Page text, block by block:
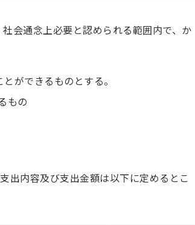
会通念上必要と認められる範囲内で、か
ができるものとする。
もの
出内容及び支出金額は以下に定めるとこ